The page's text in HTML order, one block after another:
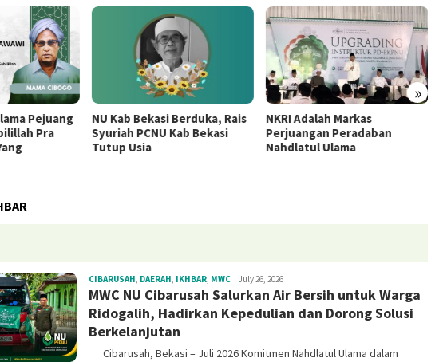
»
Pejuang
Pra
NU Kab Bekasi Berduka, Rais
Syuriah PCNU Kab Bekasi
Tutup Usia
NKRI Adalah Markas
Perjuangan Peradaban
Nahdlatul Ulama
CIBARUSAH, DAERAH, IKHBAR, MWC Sekretariat
July 26, 2026
MWC NU Cibarusah Salurkan Air Bersih untuk Warga
Ridogalih, Hadirkan Kepedulian dan Dorong Solusi
Berkelanjutan
Cibarusah, Bekasi – Juli 2026 Komitmen Nahdlatul Ulama dalam